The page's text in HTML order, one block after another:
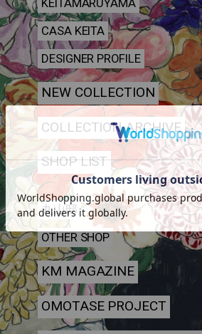
KEITAMARUYAMA
CASA KEITA
DESIGNER PROFILE
NEW COLLECTION
COLLECTION ARCHIVE
SHOP LIST
丸山邸
OTHER SHOP
KM MAGAZINE
OMOTASE PROJECT